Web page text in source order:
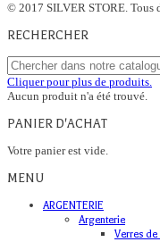
© 2017 SILVER STORE. Tous
RECHERCHER
Cliquer pour plus de produits.
Aucun produit n'a été trouvé.
PANIER D'ACHAT
Votre panier est vide.
MENU
ARGENTERIE
Argenterie
Verres de